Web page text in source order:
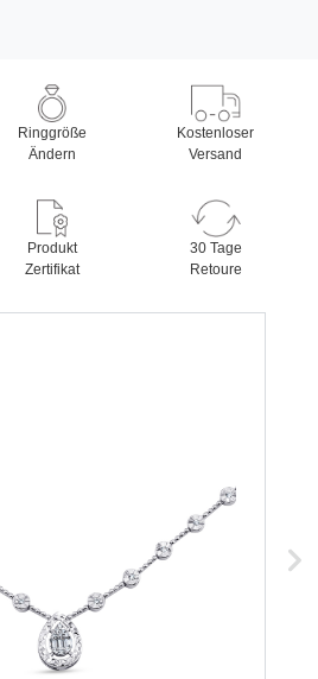
Ringgröße
Ändern
Kostenloser
Versand
Produkt
Zertifikat
30 Tage
Retoure